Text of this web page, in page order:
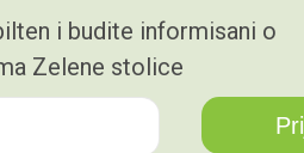
i budite informisani o
Zelene stolice